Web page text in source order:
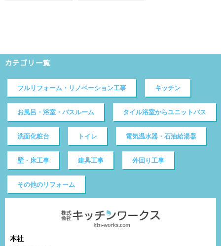
カテゴリ一覧
フルリフォーム・リノベーション工事 キッチン
お風呂・浴室・バスルーム タイル浴室からユニットバス
洗面化粧台 トイレ 電気温水器・石油給湯器
壁・床工事 建具工事 外回り工事
その他のリフォーム
本社